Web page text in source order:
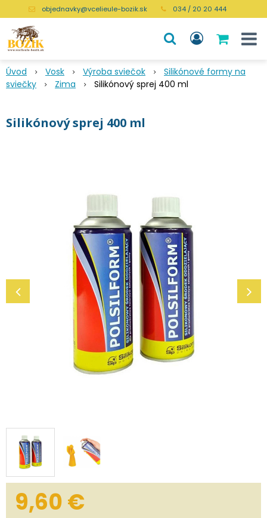
objednavky@vcelieule-bozik.sk 034 / 20 20 444
Úvod Vosk Výroba sviečok
Silikónové formy na
sviečky
Zima Silikónový sprej 400 ml
Silikónový sprej 400 ml
9,60€